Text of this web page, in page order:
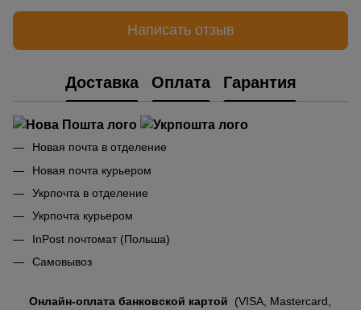
Написать отзыв
Доставка Оплата Гарантия
Новая почта в отделение
Новая почта курьером
Укрпочта в отделение
Укрпочта курьером
InPost почтомат (Польша)
Самовывоз
Онлайн-оплата банковской картой
(VISA, Mastercard,